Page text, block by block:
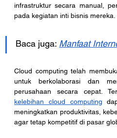
infrastruktur secara manual,
pada kegiatan inti bisnis mereka.
Baca juga: Manfaat
Cloud computing telah
untuk berkolaborasi dan
kelebihan cloud computing
meningkatkan produktivitas,
agar tetap kompetitif di pasar